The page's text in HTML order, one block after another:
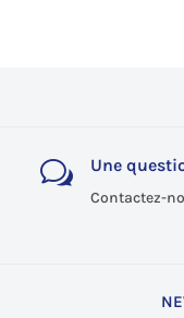
w Une
Contactez-